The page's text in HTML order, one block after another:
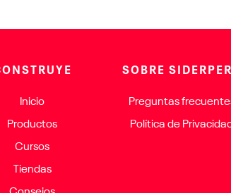
Inicio
Productos
Cursos
Tiendas
SOBRE
Preguntas
Política de Privacidad